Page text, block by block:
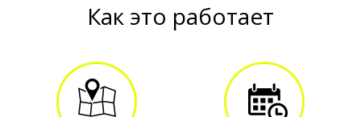
Как это работает